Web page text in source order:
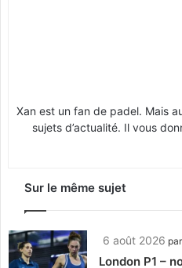
Xan est un fan de padel. Mais
sujets d’actualité. Il vous
Sur le même sujet
6 août 2026 par
London P1 –